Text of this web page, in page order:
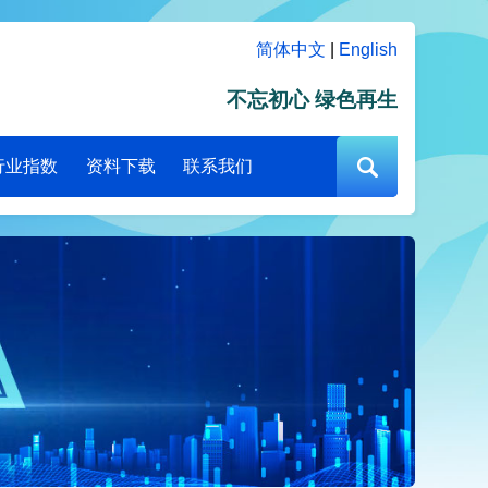
简体中文 English
不忘初心 绿色再生
业指数 资料下载 联系我们